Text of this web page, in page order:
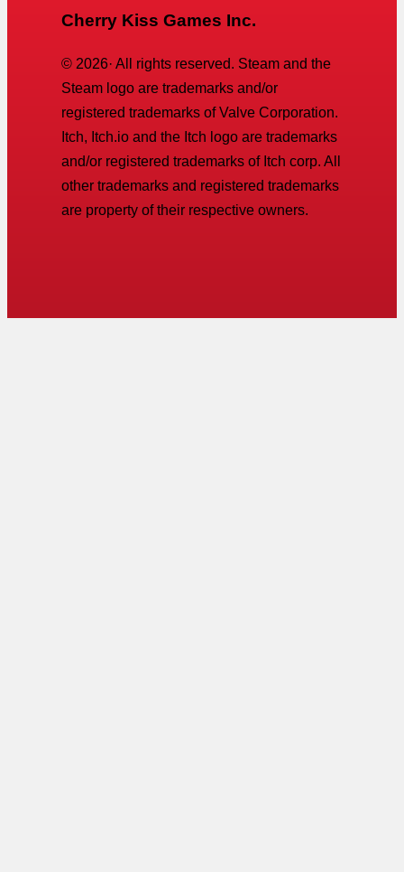
Cherry Kiss Games Inc.
© 2026· All rights reserved. Steam and the
Steam logo are trademarks and/or
registered trademarks of Valve Corporation.
Itch, Itch.io and the Itch logo are trademarks
and/or registered trademarks of Itch corp. All
other trademarks and registered trademarks
are property of their respective owners.